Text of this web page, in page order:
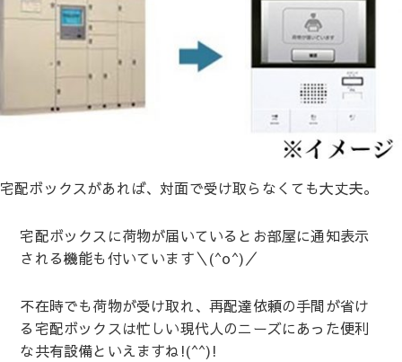
宅配ボックスがあれば、対面で受け取らなくても大丈夫。
宅配ボックスに荷物が届いているとお部屋に通知表示
される機能も付いています＼(^o^)／
不在時でも荷物が受け取れ、再配達依頼の手間が省け
る宅配ボックスは忙しい現代人のニーズにあった便利
な共有設備といえますね!(^^)!